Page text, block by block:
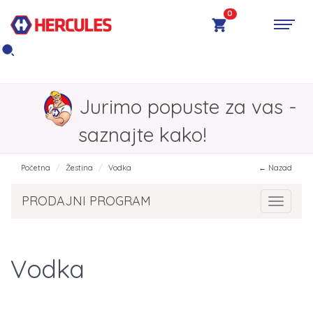
0
Jurimo popuste za vas -
saznajte kako!
Početna Žestina Vodka ← Nazad
Toggle
PRODAJNI PROGRAM
Vodka